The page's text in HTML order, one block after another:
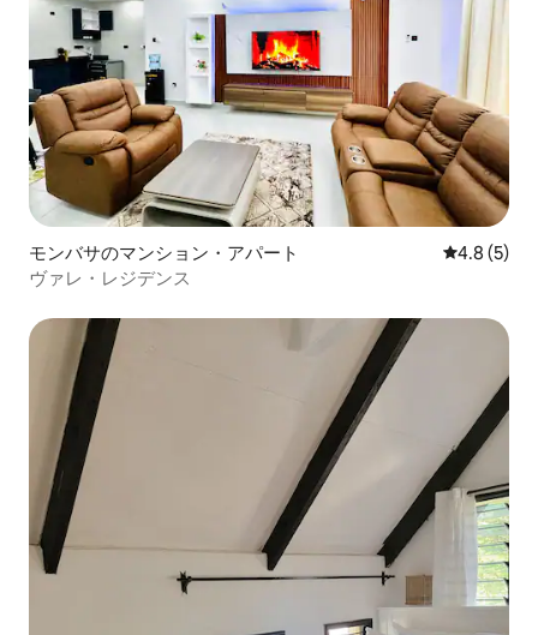
モンバサのマンション・アパート レビュー5
4.8 (5)
ヴァレ・レジデンス